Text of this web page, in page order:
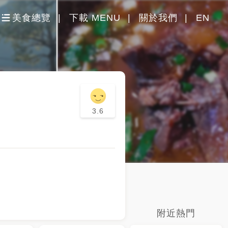
美食總覽 下載 MENU 關於我們 EN
附近熱門
3.6